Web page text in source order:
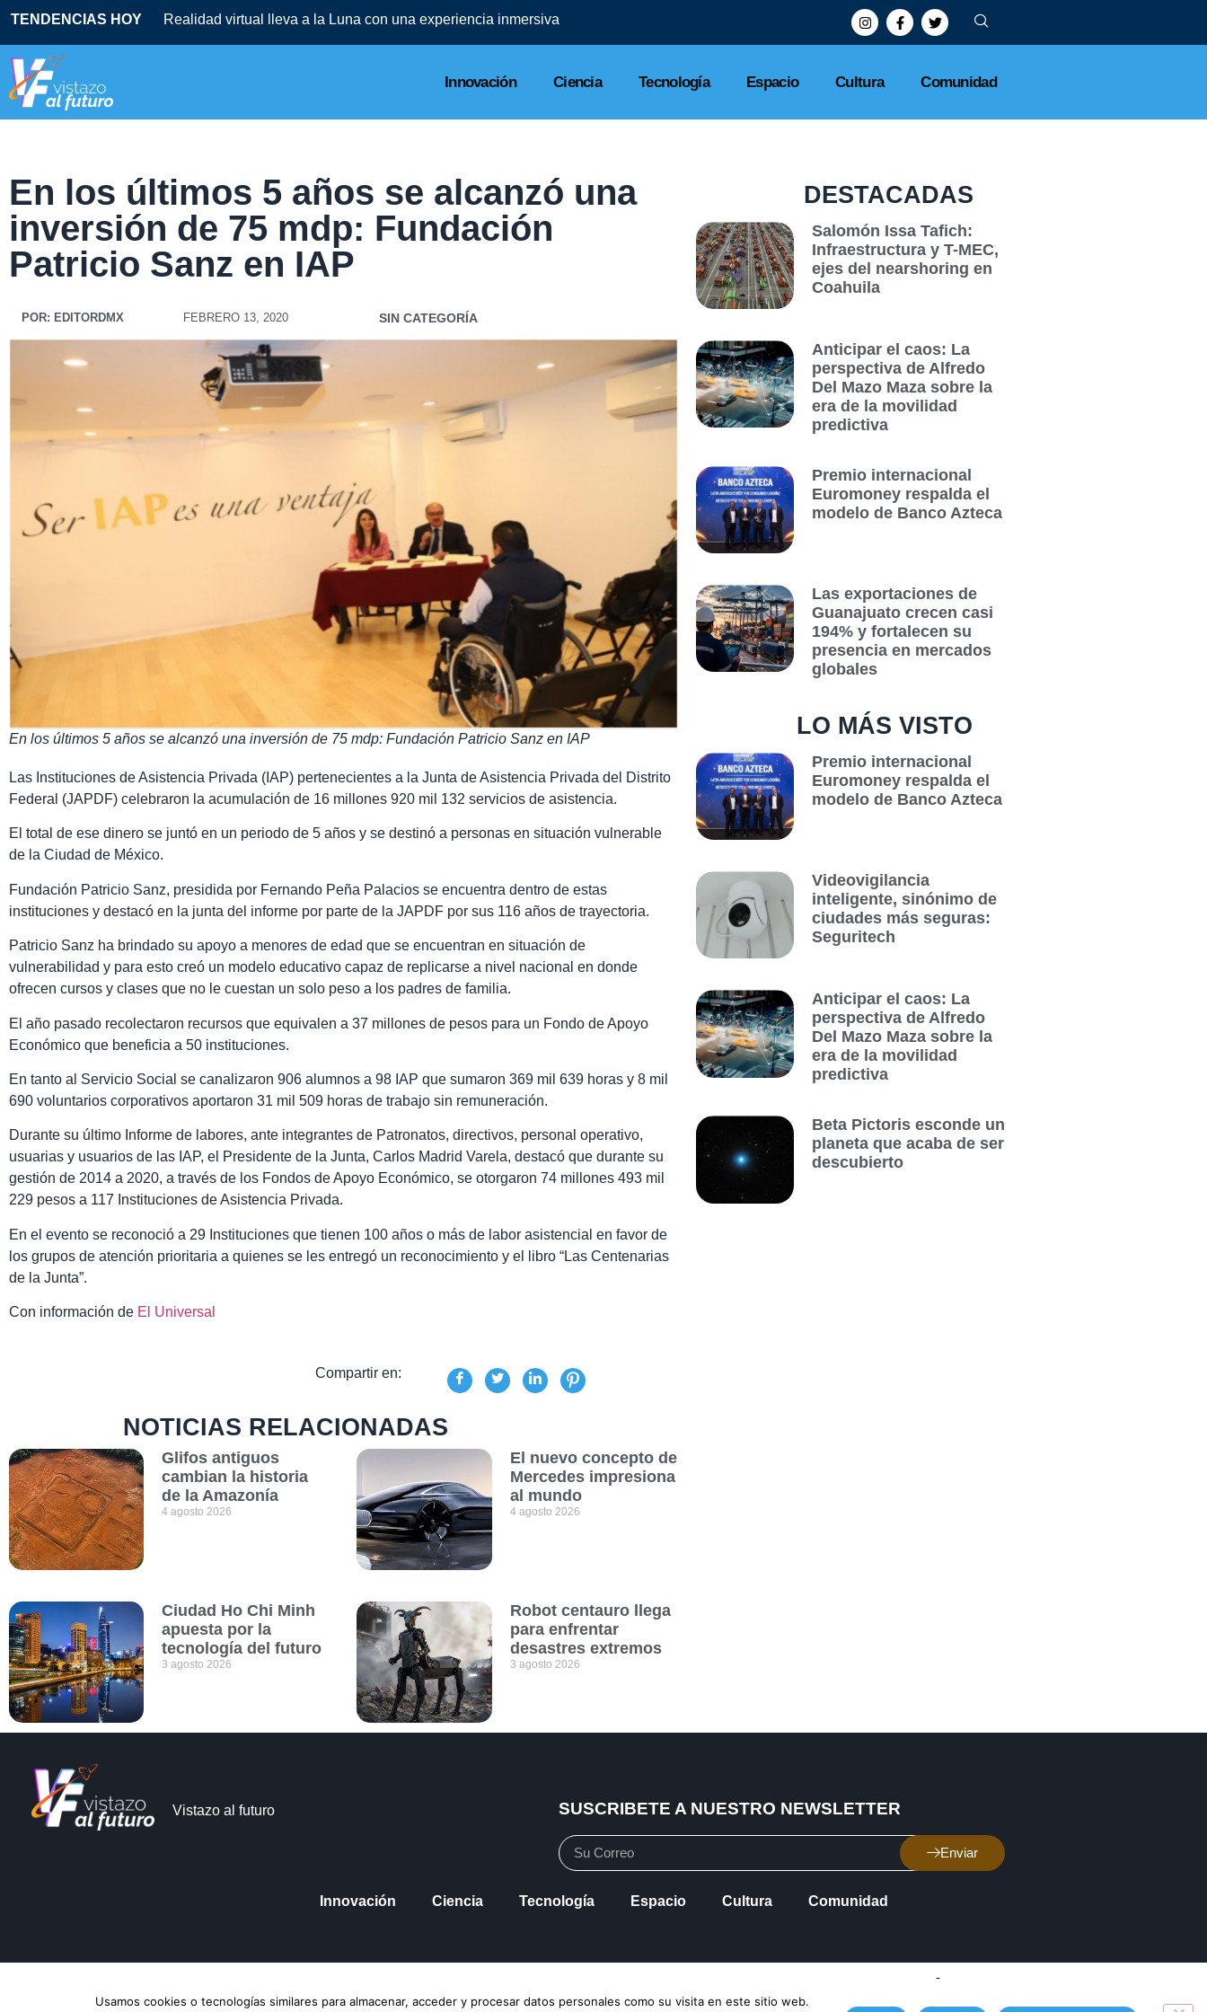
TENDENCIAS HOY Realidad virtual lleva a la Luna con una experiencia inmersiva
Innovación Ciencia Tecnología Espacio Cultura Comunidad
En los últimos 5 años se alcanzó una
inversión de 75 mdp: Fundación
Patricio Sanz en IAP
POR: EDITORDMX FEBRERO 13, 2020 SIN CATEGORÍA
En los últimos 5 años se alcanzó una inversión de 75 mdp: Fundación Patricio Sanz en IAP
Las Instituciones de Asistencia Privada (IAP) pertenecientes a la Junta de Asistencia Privada del Distrito
Federal (JAPDF) celebraron la acumulación de 16 millones 920 mil 132 servicios de asistencia.
El total de ese dinero se juntó en un periodo de 5 años y se destinó a personas en situación vulnerable
de la Ciudad de México.
Fundación Patricio Sanz, presidida por Fernando Peña Palacios se encuentra dentro de estas
instituciones y destacó en la junta del informe por parte de la JAPDF por sus 116 años de trayectoria.
Patricio Sanz ha brindado su apoyo a menores de edad que se encuentran en situación de
vulnerabilidad y para esto creó un modelo educativo capaz de replicarse a nivel nacional en donde
ofrecen cursos y clases que no le cuestan un solo peso a los padres de familia.
El año pasado recolectaron recursos que equivalen a 37 millones de pesos para un Fondo de Apoyo
Económico que beneficia a 50 instituciones.
En tanto al Servicio Social se canalizaron 906 alumnos a 98 IAP que sumaron 369 mil 639 horas y 8 mil
690 voluntarios corporativos aportaron 31 mil 509 horas de trabajo sin remuneración.
Durante su último Informe de labores, ante integrantes de Patronatos, directivos, personal operativo,
usuarias y usuarios de las IAP, el Presidente de la Junta, Carlos Madrid Varela, destacó que durante su
gestión de 2014 a 2020, a través de los Fondos de Apoyo Económico, se otorgaron 74 millones 493 mil
229 pesos a 117 Instituciones de Asistencia Privada.
En el evento se reconoció a 29 Instituciones que tienen 100 años o más de labor asistencial en favor de
los grupos de atención prioritaria a quienes se les entregó un reconocimiento y el libro “Las Centenarias
de la Junta”.
Con información de El Universal
Compartir en:
NOTICIAS RELACIONADAS
Glifos antiguos
cambian la historia
de la Amazonía
4 agosto 2026
El nuevo concepto de
Mercedes impresiona
al mundo
4 agosto 2026
Ciudad Ho Chi Minh
apuesta por la
tecnología del futuro
3 agosto 2026
Robot centauro llega
para enfrentar
desastres extremos
3 agosto 2026
DESTACADAS
Salomón Issa Tafich:
Infraestructura y T-MEC,
ejes del nearshoring en
Coahuila
Anticipar el caos: La
perspectiva de Alfredo
Del Mazo Maza sobre la
era de la movilidad
predictiva
Premio internacional
Euromoney respalda el
modelo de Banco Azteca
Las exportaciones de
Guanajuato crecen casi
194% y fortalecen su
presencia en mercados
globales
LO MÁS VISTO
Premio internacional
Euromoney respalda el
modelo de Banco Azteca
Videovigilancia
inteligente, sinónimo de
ciudades más seguras:
Seguritech
Anticipar el caos: La
perspectiva de Alfredo
Del Mazo Maza sobre la
era de la movilidad
predictiva
Beta Pictoris esconde un
planeta que acaba de ser
descubierto
Vistazo al futuro SUSCRIBETE A NUESTRO NEWSLETTER
Enviar
Innovación Ciencia Tecnología Espacio Cultura Comunidad
Usamos cookies o tecnologías similares para almacenar, acceder y procesar datos personales como su visita en este sitio web.